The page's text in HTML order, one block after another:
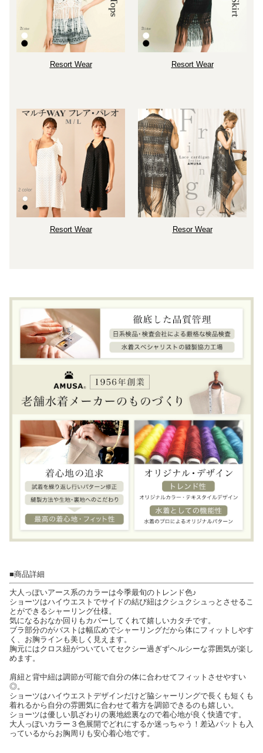
Resort Wear Resort Wear
Resort Wear Resor Wear
■商品詳細
大人っぽいアース系のカラーは今季最旬のトレンド色♪
ショーツはハイウエストでサイドの結び紐はクシュクシュっとさせるこ
とができるシャーリング仕様。
気になるおなか回りもカバーしてくれて嬉しいカタチです。
ブラ部分のがバストは幅広めでシャーリングだから体にフィットしやす
く、お胸ラインも美しく見えます。
胸元にはクロス紐がついていてセクシー過ぎずヘルシーな雰囲気が楽し
めます。
肩紐と背中紐は調節が可能で自分の体に合わせてフィットさせやすい
◎。
ショーツはハイウエストデザインだけど脇シャーリングで長くも短くも
着れるから自分の雰囲気に合わせて着方を調節できるのも嬉しい。
ショーツは優しい肌ざわりの裏地総裏なので着心地が良く快適です。
大人っぽいカラー３色展開でどれにするか迷っちゃう！差込パットも入
っているからお胸周りも安心着心地です。